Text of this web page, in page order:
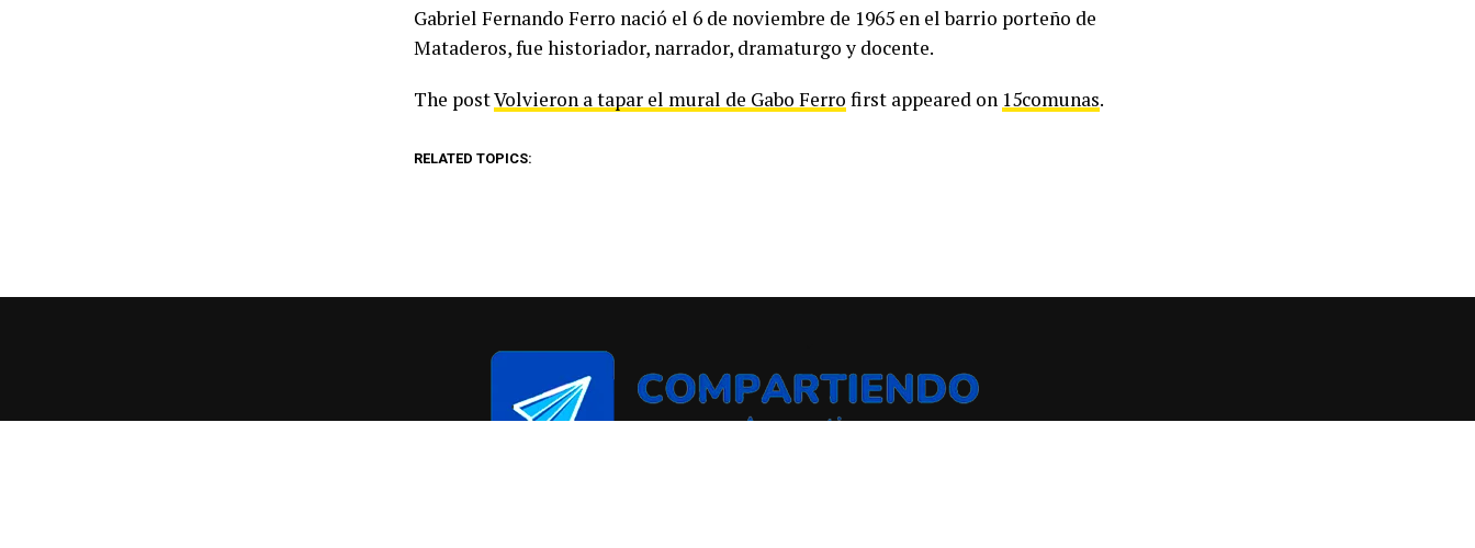
Gabriel Fernando Ferro nació el 6 de noviembre de 1965 en el barrio porteño de
Mataderos, fue historiador, narrador, dramaturgo y docente.
The postVolvieron a tapar el mural de Gabo Ferro first appeared on 15comunas.
RELATED TOPICS: